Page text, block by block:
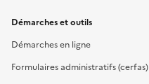
Démarches et outils
Démarches en ligne
Formulaires administratifs (cerfas)